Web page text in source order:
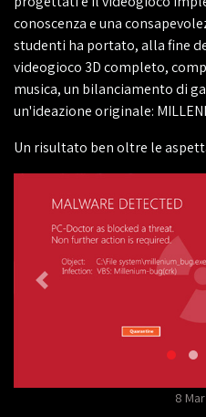
conoscenza e una
studenti ha portato, alla fine
videogioco 3D completo,
musica, un bilanciamento di
un'ideazione originale:
Un risultato ben oltre le
8